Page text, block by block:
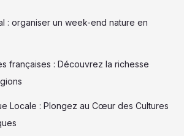
: organiser un week-end nature en
françaises : Découvrez la richesse
Locale : Plongez au Cœur des Cultures